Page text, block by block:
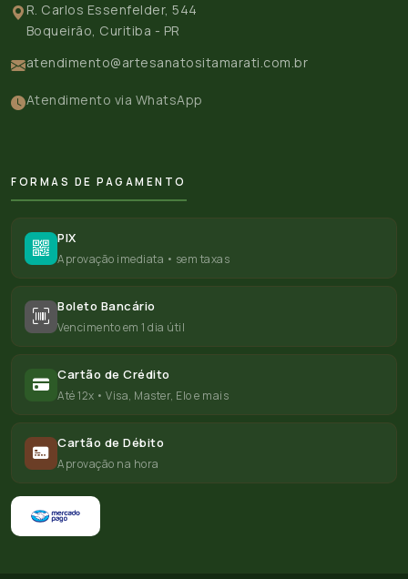
R. Carlos Essenfelder, 544
Boqueirão, Curitiba - PR
atendimento@artesanatositamarati.com.br
Atendimento via WhatsApp
FORMAS DE PAGAMENTO
PIX
Aprovação imediata • sem taxas
Boleto Bancário
Vencimento em 1 dia útil
Cartão de Crédito
Até 12x • Visa, Master, Elo e mais
Cartão de Débito
Aprovação na hora